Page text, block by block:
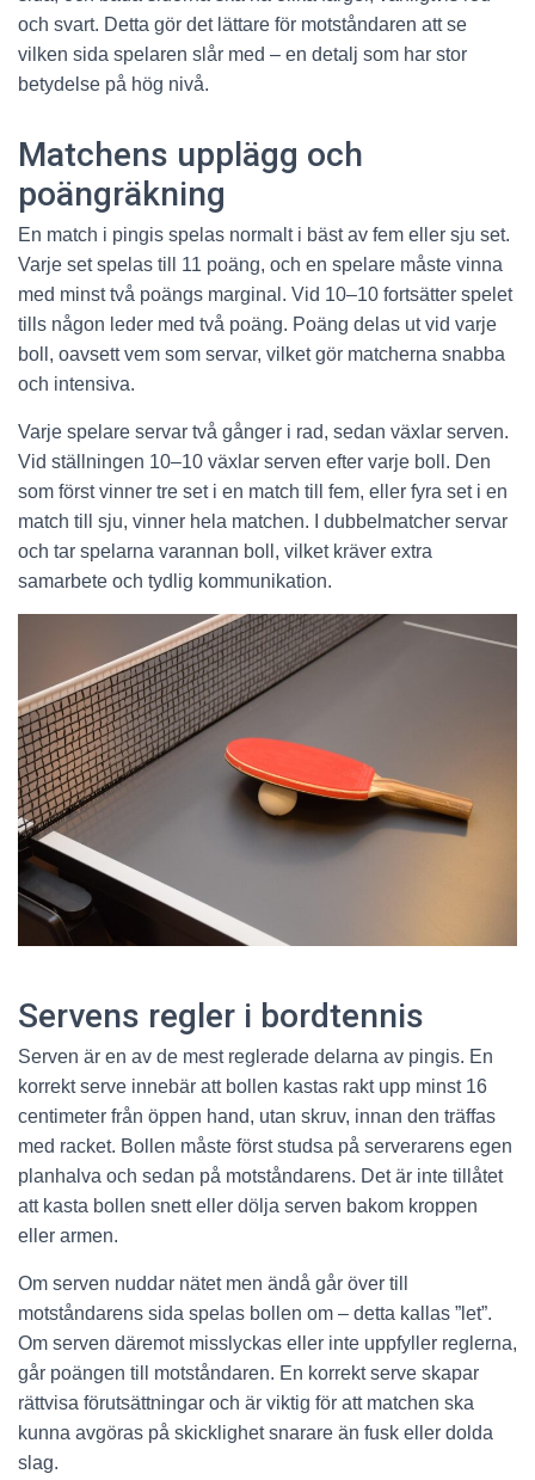
och svart. Detta gör det lättare för motståndaren att se
vilken sida spelaren slår med – en detalj som har stor
betydelse på hög nivå.
Matchens upplägg och
poängräkning
En match i pingis spelas normalt i bäst av fem eller sju set.
Varje set spelas till 11 poäng, och en spelare måste vinna
med minst två poängs marginal. Vid 10–10 fortsätter spelet
tills någon leder med två poäng. Poäng delas ut vid varje
boll, oavsett vem som servar, vilket gör matcherna snabba
och intensiva.
Varje spelare servar två gånger i rad, sedan växlar serven.
Vid ställningen 10–10 växlar serven efter varje boll. Den
som först vinner tre set i en match till fem, eller fyra set i en
match till sju, vinner hela matchen. I dubbelmatcher servar
och tar spelarna varannan boll, vilket kräver extra
samarbete och tydlig kommunikation.
Servens regler i bordtennis
Serven är en av de mest reglerade delarna av pingis. En
korrekt serve innebär att bollen kastas rakt upp minst 16
centimeter från öppen hand, utan skruv, innan den träffas
med racket. Bollen måste först studsa på serverarens egen
planhalva och sedan på motståndarens. Det är inte tillåtet
att kasta bollen snett eller dölja serven bakom kroppen
eller armen.
Om serven nuddar nätet men ändå går över till
motståndarens sida spelas bollen om – detta kallas ”let”.
Om serven däremot misslyckas eller inte uppfyller reglerna,
går poängen till motståndaren. En korrekt serve skapar
rättvisa förutsättningar och är viktig för att matchen ska
kunna avgöras på skicklighet snarare än fusk eller dolda
slag.